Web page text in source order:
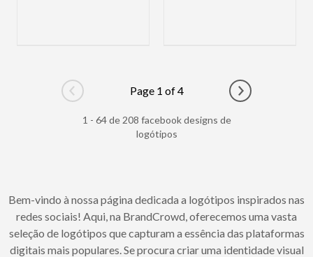
Go to previous page
Page 1 of 4
Go to next
1 - 64 de 208 facebook designs de
logótipos
Bem-vindo à nossa página dedicada a logótipos inspirados nas
redes sociais! Aqui, na BrandCrowd, oferecemos uma vasta
seleção de logótipos que capturam a essência das plataformas
digitais mais populares. Se procura criar uma identidade visual